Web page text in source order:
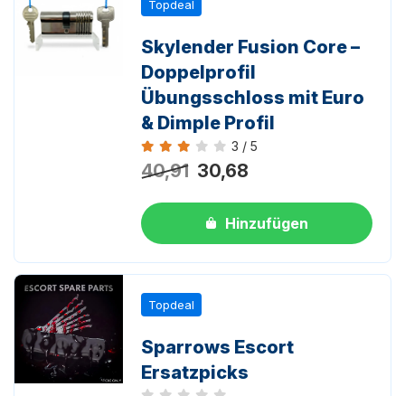
Topdeal
Skylender Fusion Core –
Doppelprofil
Übungsschloss mit Euro
& Dimple Profil
Bewertung 3 von 5
3 / 5
40,91 30,68
Hinzufügen
Topdeal
Sparrows Escort
Ersatzpicks